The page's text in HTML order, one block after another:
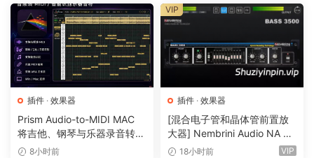
新增 macOS Sonoma 兼容性
修正了在 macOS 14 上，当 Kontakt 托管在 Logic Pro 中时，
切换 Hypha 预置会崩溃的问题。
修正了当 Kontakt 托管在 DAW 中时，打开用 Kontakt 独立保存
的 Multi 时崩溃的问题。
修正了在 Windows 上的 Cubase 13 中托管多个 Kontakt 实例
时视觉闪烁和崩溃的问题。
修正了在关闭和重新打开 Kontakt 实例后，机架视图侧窗格的
插件 · 效果器
Prism Audio-to-MIDI MAC
将吉他、钢琴与乐器录音转换
为可编辑 MIDI
8小时前
插件 · 效果器
[混合电子管和晶体管前置放
大器] Nembrini Audio NA Ba
ss 3500 v1.0.0 Incl Keygen-
18小时前 VIP
VIP